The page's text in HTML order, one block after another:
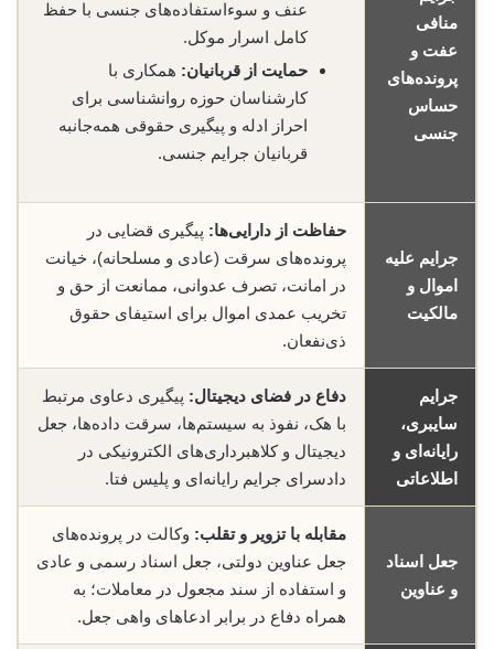
منافی
عفت و
پرونده‌های
حساس
جنسی
عنف و سوءاستفاده‌های جنسی با حفظ
کامل اسرار موکل.
حمایت از قربانیان: همکاری با
کارشناسان حوزه روانشناسی برای
احراز ادله و پیگیری حقوقی همه‌جانبه
قربانیان جرایم جنسی.
جرایم علیه
اموال و
مالکیت
حفاظت از دارایی‌ها: پیگیری قضایی در
پرونده‌های سرقت (عادی و مسلحانه)، خیانت
در امانت، تصرف عدوانی، ممانعت از حق و
تخریب عمدی اموال برای استیفای حقوق
ذی‌نفعان.
جرایم
سایبری،
رایانه‌ای و
اطلاعاتی
دفاع در فضای دیجیتال: پیگیری دعاوی مرتبط
با هک، نفوذ به سیستم‌ها، سرقت داده‌ها، جعل
دیجیتال و کلاهبرداری‌های الکترونیکی در
دادسرای جرایم رایانه‌ای و پلیس فتا.
جعل اسناد
و عناوین
مقابله با تزویر و تقلب: وکالت در پرونده‌های
جعل عناوین دولتی، جعل اسناد رسمی و عادی
و استفاده از سند مجعول در معاملات؛ به
همراه دفاع در برابر ادعاهای واهی جعل.